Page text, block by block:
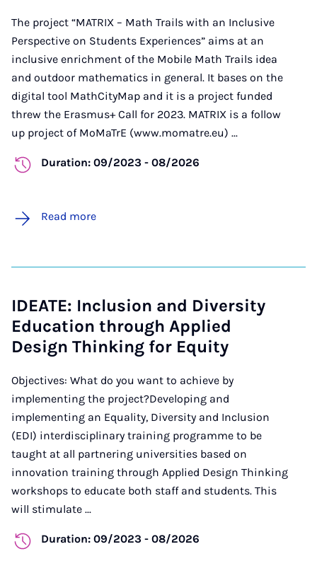
The project “MATRIX – Math Trails with an Inclusive
Perspective on Students Experiences” aims at an
inclusive enrichment of the Mobile Math Trails idea
and outdoor mathematics in general. It bases on the
digital tool MathCityMap and it is a project funded
threw the Erasmus+ Call for 2023. MATRIX is a follow
up project of MoMaTrE (www.momatre.eu) ...
Duration: 09/2023 - 08/2026
Read more
IDEATE: Inclusion and Diversity
Education through Applied
Design Thinking for Equity
Objectives: What do you want to achieve by
implementing the project?Developing and
implementing an Equality, Diversity and Inclusion
(EDI) interdisciplinary training programme to be
taught at all partnering universities based on
innovation training through Applied Design Thinking
workshops to educate both staff and students. This
will stimulate ...
Duration: 09/2023 - 08/2026